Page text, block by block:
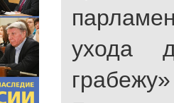
ухода